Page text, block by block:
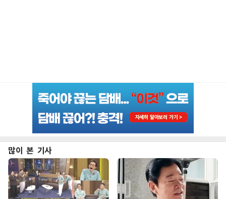
많이 본 기사